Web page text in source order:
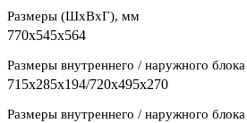
Размеры (ШxВxГ), мм
770x545x564
Размеры внутреннего / наружного
715x285x194/720x495x270
Размеры внутреннего / наружного